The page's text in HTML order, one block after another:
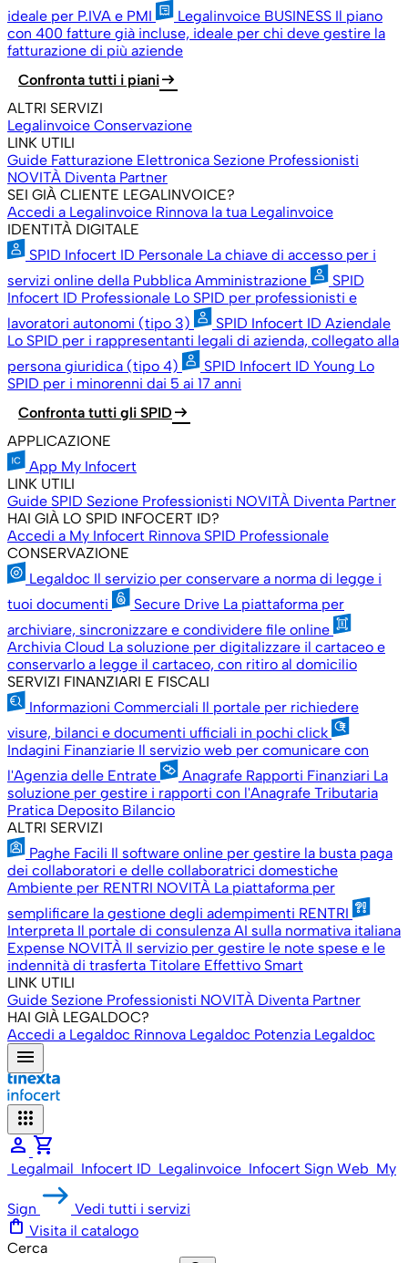
ideale per P.IVA e PMI
Legalinvoice BUSINESS Il piano
con 400 fatture già incluse, ideale per chi deve gestire la
fatturazione di più aziende
Confronta tutti i pianiarrow_right_alt
ALTRI SERVIZI
Legalinvoice Conservazione
LINK UTILI
Guide Fatturazione Elettronica Sezione Professionisti
NOVITÀ Diventa Partner
SEI GIÀ CLIENTE LEGALINVOICE?
Accedi a Legalinvoice Rinnova la tua Legalinvoice
IDENTITÀ DIGITALE
SPID Infocert ID Personale La chiave di accesso per i
servizi online della Pubblica Amministrazione
SPID
Infocert ID Professionale Lo SPID per professionisti e
lavoratori autonomi (tipo 3)
SPID Infocert ID Aziendale
Lo SPID per i rappresentanti legali di azienda, collegato alla
persona giuridica (tipo 4)
SPID Infocert ID Young Lo
SPID per i minorenni dai 5 ai 17 anni
Confronta tutti gli SPID arrow_right_alt
APPLICAZIONE
App My Infocert
LINK UTILI
Guide SPID Sezione Professionisti NOVITÀ Diventa Partner
HAI GIÀ LO SPID INFOCERT ID?
Accedi a My Infocert Rinnova SPID Professionale
CONSERVAZIONE
Legaldoc Il servizio per conservare a norma di legge i
tuoi documenti
Secure Drive La piattaforma per
archiviare, sincronizzare e condividere file online
Archivia Cloud La soluzione per digitalizzare il cartaceo e
conservarlo a legge il cartaceo, con ritiro al domicilio
SERVIZI FINANZIARI E FISCALI
Informazioni Commerciali Il portale per richiedere
visure, bilanci e documenti ufficiali in pochi click
Indagini Finanziarie Il servizio web per comunicare con
l'Agenzia delle Entrate
Anagrafe Rapporti Finanziari La
soluzione per gestire i rapporti con l'Anagrafe Tributaria
Pratica Deposito Bilancio
ALTRI SERVIZI
Paghe Facili Il software online per gestire la busta paga
dei collaboratori e delle collaboratrici domestiche
Ambiente per RENTRI NOVITÀ La piattaforma per
semplificare la gestione degli adempimenti RENTRI
Interpreta Il portale di consulenza AI sulla normativa italiana
Expense NOVITÀ Il servizio per gestire le note spese e le
indennità di trasferta Titolare Effettivo Smart
LINK UTILI
Guide Sezione Professionisti NOVITÀ Diventa Partner
HAI GIÀ LEGALDOC?
Accedi a Legaldoc Rinnova Legaldoc Potenzia Legaldoc
menu
apps
person shopping_cart
Legalmail Infocert ID Legalinvoice Infocert Sign Web My
Sign Vedi tutti i servizi
shopping_bag Visita il catalogo
Cerca